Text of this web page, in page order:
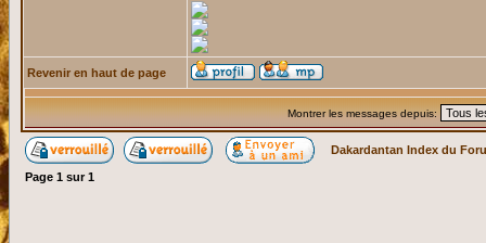
Revenir en haut de page
Montrer les messages depuis:
Dakardantan Index du
Page 1 sur1